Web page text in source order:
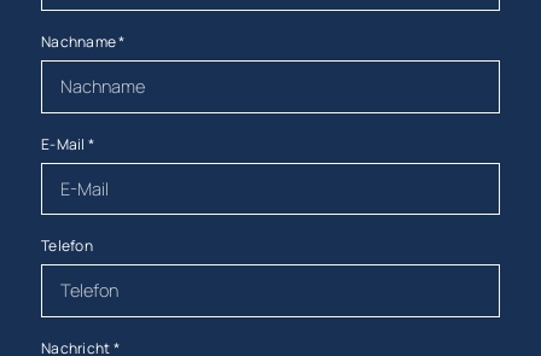
Nachname*
E-Mail *
Telefon
Nachricht*